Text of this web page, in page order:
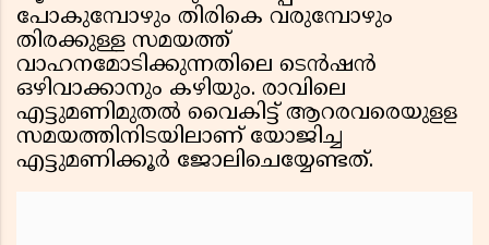
പോകുമ്പോഴും തിരികെ വരുമ്പോഴും
തിരക്കുള്ള സമയത്ത്
വാഹനമാേടിക്കുന്നതിലെ ടെൻഷൻ
ഒഴിവാക്കാനും കഴിയും. രാവിലെ
എട്ടുമണിമുതല്‍ വൈകിട്ട് ആറരവരെയുളള
സമയത്തിനിടയിലാണ് യോജിച്ച
എട്ടുമണിക്കൂർ ജോലിചെയ്യേണ്ടത്.